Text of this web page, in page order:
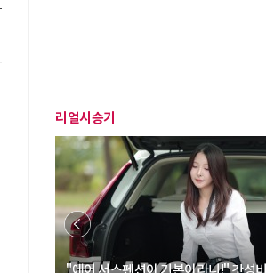
리얼시승기